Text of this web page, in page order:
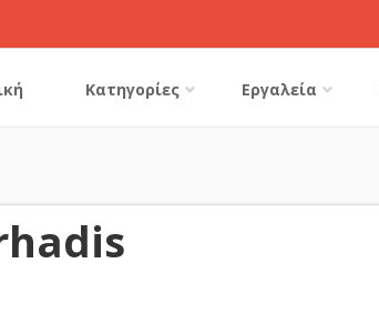
Κατηγορίες Εργαλεία